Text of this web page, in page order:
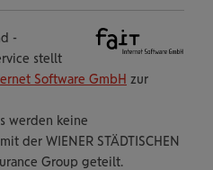
-
stellt
Software GmbH zur
werden keine
der WIENER STÄDTISCHEN
Group geteilt.